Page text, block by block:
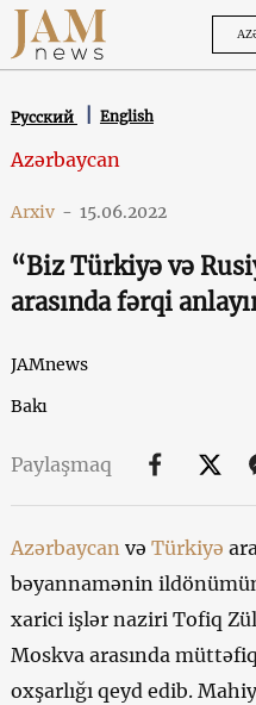
Русский English
Azərbaycan
Arxiv - 15.06.2022
“Biz Türkiyə və
arasında fərqi
JAMnews
Bakı
Paylaşmaq
Azərbaycan və Türkiyə
bəyannamənin
xarici işlər naziri Tofiq
Moskva arasında
oxşarlığı qeyd edib.